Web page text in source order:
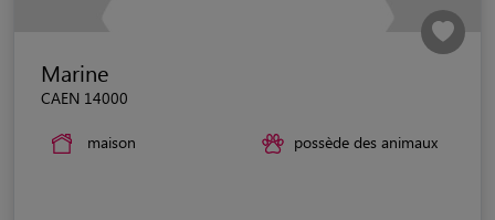
Marine
CAEN 14000
maison possède des animaux